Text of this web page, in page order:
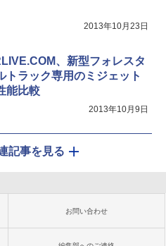
2013年10月23日
、新型フォレスタ
トラック専用のミジェット
能比較
2013年10月9日
記事を見る
お問い合わせ